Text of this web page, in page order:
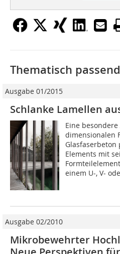
Thematisch
Ausgabe 01/2015
Schlanke Lamellen
Eine
dimensionalen
Elements mit
einem U-, V-
Ausgabe 02/2010
Mikrobewehrter